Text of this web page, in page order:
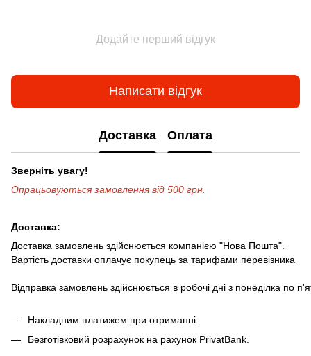
Додайте перший відгук
Написати відгук
Доставка Оплата
Зверніть увагу!
Опрацьовуються замовлення від 500 грн.
Доставка:
Доставка замовлень здійснюється компанією "Нова Пошта".
Вартість доставки оплачує покупець за тарифами перевізника
Відправка замовлень здійснюється в робочі дні з понеділка по
Накладним платижем при отриманні.
Безготівковий розрахунок на рахунок PrivatBank.